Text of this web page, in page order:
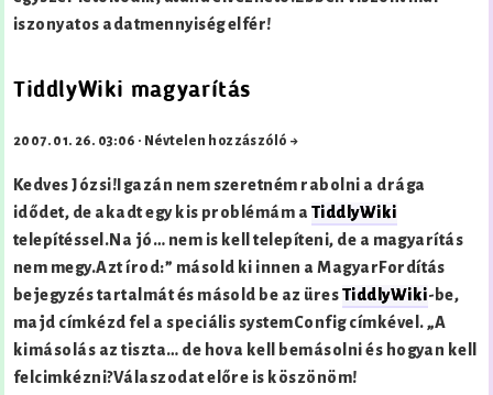
iszonyatos adatmennyiség elfér!
TiddlyWiki magyarítás
2007. 01. 26. 03:06 · Névtelen hozzászóló →
Kedves Józsi!Igazán nem szeretném rabolni a drága
idődet, de akadt egy kis problémám a TiddlyWiki
telepítéssel.Na jó… nem is kell telepíteni, de a magyarítás
nem megy.Azt írod:” másold ki innen a MagyarFordítás
bejegyzés tartalmát és másold be az üresTiddlyWiki-be,
majd címkézd fel a speciális systemConfig címkével. „A
kimásolás az tiszta… de hova kell bemásolni és hogyan kell
felcimkézni?Válaszodat előre is köszönöm!